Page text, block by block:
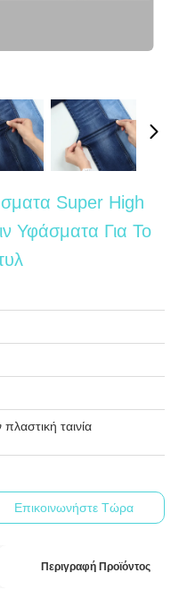
Super High
Υφάσματα Για Το
ταινία
Επικοινωνήστε Τώρα
Περιγραφή Προϊόντος